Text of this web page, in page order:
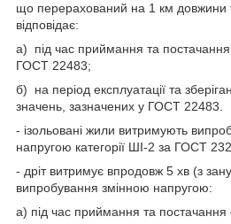
що перерахований на 1 км довжини
відповідає:
а) під час приймання та
ГОСТ 22483;
б) на період експлуатації та
значень, зазначених у ГОСТ 22483.
- ізольовані жили витримують
напругою категорії ШІ-2 за ГОСТ
- дріт витримує впродовж 5 хв (з
випробування змінною напругою:
а) під час приймання та